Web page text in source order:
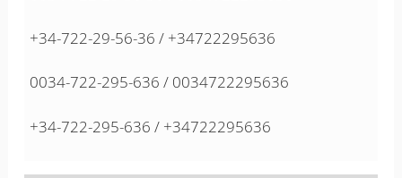
+34-722-29-56-36 / +34722295636
0034-722-295-636 / 0034722295636
+34-722-295-636 / +34722295636